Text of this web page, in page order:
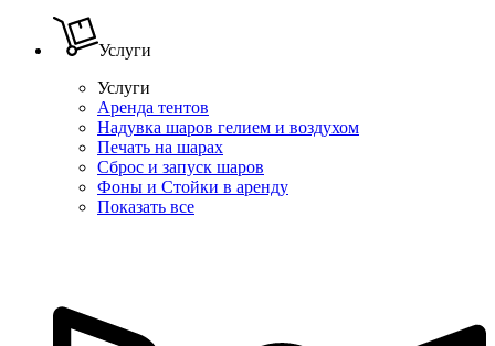
Услуги
Услуги
Аренда тентов
Надувка шаров гелием и воздухом
Печать на шарах
Сброс и запуск шаров
Фоны и Стойки в аренду
Показать все